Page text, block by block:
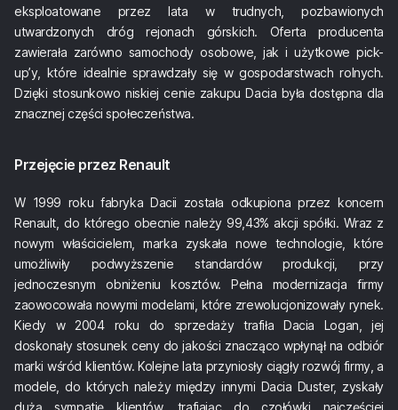
eksploatowane przez lata w trudnych, pozbawionych
utwardzonych dróg rejonach górskich. Oferta producenta
zawierała zarówno samochody osobowe, jak i użytkowe pick-
up’y, które idealnie sprawdzały się w gospodarstwach rolnych.
Dzięki stosunkowo niskiej cenie zakupu Dacia była dostępna dla
znacznej części społeczeństwa.
Przejęcie przez Renault
W 1999 roku fabryka Dacii została odkupiona przez koncern
Renault, do którego obecnie należy 99,43% akcji spółki. Wraz z
nowym właścicielem, marka zyskała nowe technologie, które
umożliwiły podwyższenie standardów produkcji, przy
jednoczesnym obniżeniu kosztów. Pełna modernizacja firmy
zaowocowała nowymi modelami, które zrewolucjonizowały rynek.
Kiedy w 2004 roku do sprzedaży trafiła Dacia Logan, jej
doskonały stosunek ceny do jakości znacząco wpłynął na odbiór
marki wśród klientów. Kolejne lata przyniosły ciągły rozwój firmy, a
modele, do których należy między innymi Dacia Duster, zyskały